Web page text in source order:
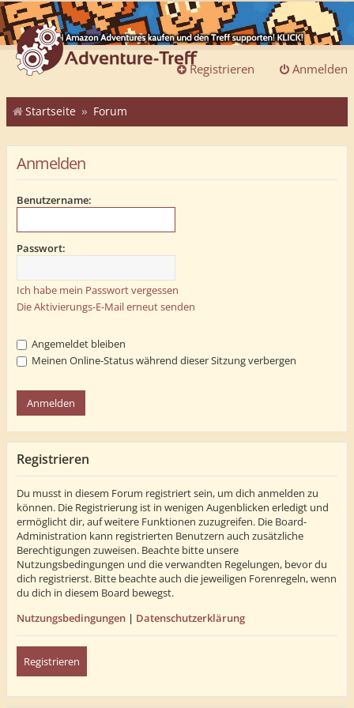
Anmelden
Registrieren
Startseite Forum
Anmelden
Benutzername:
Passwort:
Ich habe mein Passwort vergessen
Die Aktivierungs-E-Mail erneut senden
Angemeldet bleiben
Meinen Online-Status während dieser Sitzung verbergen
Registrieren
Du musst in diesem Forum registriert sein, um dich anmelden zu
können. Die Registrierung ist in wenigen Augenblicken erledigt und
ermöglicht dir, auf weitere Funktionen zuzugreifen. Die Board-
Administration kann registrierten Benutzern auch zusätzliche
Berechtigungen zuweisen. Beachte bitte unsere
Nutzungsbedingungen und die verwandten Regelungen, bevor du
dich registrierst. Bitte beachte auch die jeweiligen Forenregeln, wenn
du dich in diesem Board bewegst.
Nutzungsbedingungen | Datenschutzerklärung
Registrieren